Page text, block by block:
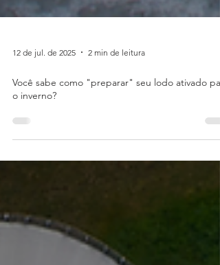
12 de jul. de 2025 2 min de leitura
o inverno?